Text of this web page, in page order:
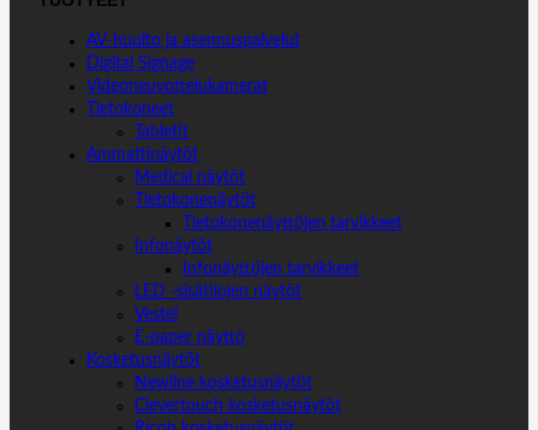
AV-huolto ja asennuspalvelut
Digital Signage
Videoneuvottelukamerat
Tietokoneet
Tabletit
Ammattinäytöt
Medical näytöt
Tietokonenäytöt
Tietokonenäyttöjen tarvikkeet
Infonäytöt
Infonäyttöjen tarvikkeet
LED -sisätilojen näytöt
Vestel
E-paper näyttö
Kosketusnäytöt
Newline kosketusnäytöt
Clevertouch kosketusnäytöt